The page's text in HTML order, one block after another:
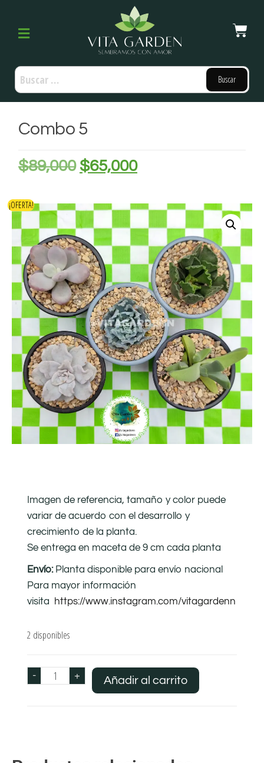
Combo 5
$89,000 $65,000
¡OFERTA!
Imagen de referencia, tamaño y color puede
variar de acuerdo con el desarrollo y
crecimiento de la planta.
Se entrega en maceta de 9 cm cada planta
Envío: Planta disponible para envío nacional
Para mayor información
visita
https://www.instagram.com/vitagardenn
2 disponibles
- + Añadir al carrito